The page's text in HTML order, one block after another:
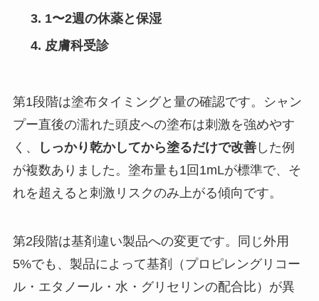
1〜2週の休薬と保湿
皮膚科受診
第1段階は塗布タイミングと量の確認です。シャン
プー直後の濡れた頭皮への塗布は刺激を強めやす
く、
しっかり乾かしてから塗るだけで改善した例
が複数ありました。塗布量も1回1mLが標準で、そ
れを超えると刺激リスクのみ上がる傾向です。
第2段階は基剤違い製品への変更です。同じ外用
5%でも、製品によって基剤（プロピレングリコー
ル・エタノール・水・グリセリンの配合比）が異